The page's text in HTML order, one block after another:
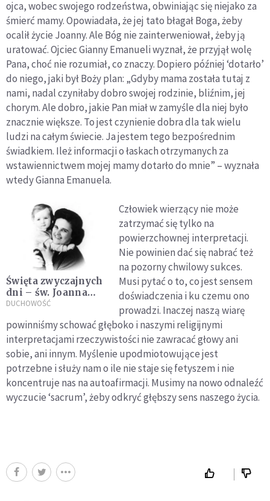
ojca, wobec swojego rodzeństwa, obwiniając się niejako za
śmierć mamy. Opowiadała, że jej tato błagał Boga, żeby
ocalił życie Joanny. Ale Bóg nie zainterweniował, żeby ją
uratować. Ojciec Gianny Emanueli wyznał, że przyjął wolę
Pana, choć nie rozumiał, co znaczy. Dopiero później ‘dotarło’
do niego, jaki był Boży plan: „Gdyby mama została tutaj z
nami, nadal czyniłaby dobro swojej rodzinie, bliźnim, jej
chorym. Ale dobro, jakie Pan miał w zamyśle dla niej było
znacznie większe. To jest czynienie dobra dla tak wielu
ludzi na całym świecie. Ja jestem tego bezpośrednim
świadkiem. Ileż informacji o łaskach otrzymanych za
wstawiennictwem mojej mamy dotarło do mnie” – wyznała
wtedy Gianna Emanuela.
Święta zwyczajnych
dni – św. Joanna
Beretta Molla
DUCHOWOŚĆ
Człowiek wierzący nie może
zatrzymać się tylko na
powierzchownej interpretacji.
Nie powinien dać się nabrać też
na pozorny chwilowy sukces.
Musi pytać o to, co jest sensem
doświadczenia i ku czemu ono
prowadzi. Inaczej naszą wiarę
powinniśmy schować głęboko i naszymi religijnymi
interpretacjami rzeczywistości nie zawracać głowy ani
sobie, ani innym. Myślenie upodmiotowujące jest
potrzebne i służy nam o ile nie staje się fetyszem i nie
koncentruje nas na autoafirmacji. Musimy na nowo odnaleźć
wyczucie ‘sacrum’, żeby odkryć głębszy sens naszego życia.